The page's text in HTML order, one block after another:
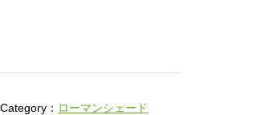
Category： ローマンシェード